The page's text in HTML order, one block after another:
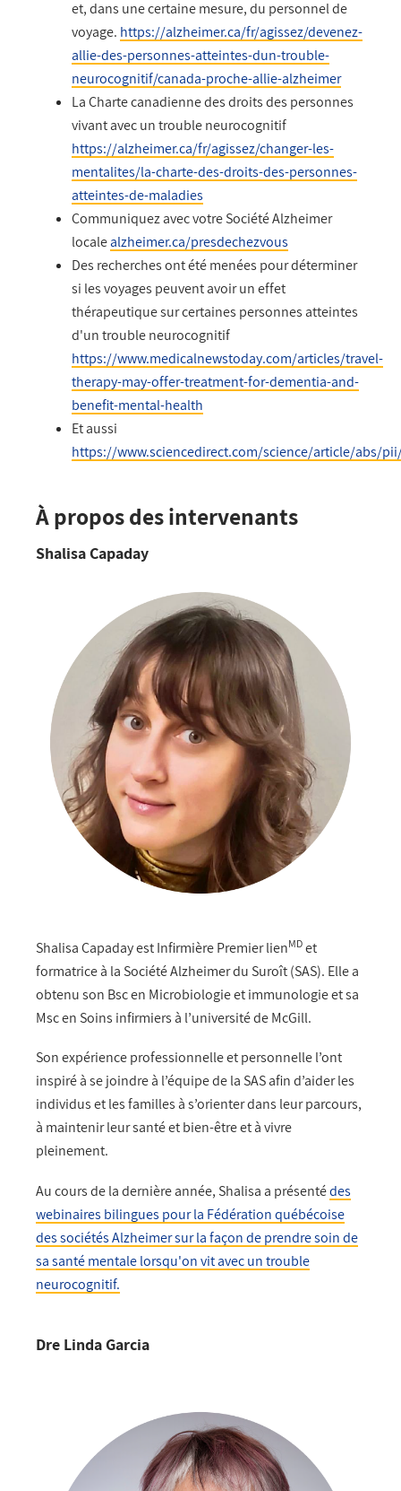
et, dans une certaine mesure, du personnel de
voyage. https://alzheimer.ca/fr/agissez/devenez-
allie-des-personnes-atteintes-dun-trouble-
neurocognitif/canada-proche-allie-alzheimer
La Charte canadienne des droits des personnes
vivant avec un trouble neurocognitif
https://alzheimer.ca/fr/agissez/changer-les-
mentalites/la-charte-des-droits-des-personnes-
atteintes-de-maladies
Communiquez avec votre Société Alzheimer
localealzheimer.ca/presdechezvous
Des recherches ont été menées pour déterminer
si les voyages peuvent avoir un effet
thérapeutique sur certaines personnes atteintes
d'un trouble neurocognitif
https://www.medicalnewstoday.com/articles/travel-
therapy-may-offer-treatment-for-dementia-and-
benefit-mental-health
Et aussi
https://www.sciencedirect.com/science/article/abs/pii/
À propos des intervenants
Shalisa Capaday
Shalisa Capaday est Infirmière Premier lienMD et
formatrice à la Société Alzheimer du Suroît (SAS). Elle a
obtenu son Bsc en Microbiologie et immunologie et sa
Msc en Soins infirmiers à l’université de McGill.
Son expérience professionnelle et personnelle l’ont
inspiré à se joindre à l’équipe de la SAS afin d’aider les
individus et les familles à s’orienter dans leur parcours,
à maintenir leur santé et bien-être et à vivre
pleinement.
Au cours de la dernière année, Shalisa a présentédes
webinaires bilingues pour la Fédération québécoise
des sociétés Alzheimer sur la façon de prendre soin de
sa santé mentale lorsqu'on vit avec un trouble
neurocognitif.
Dre Linda Garcia